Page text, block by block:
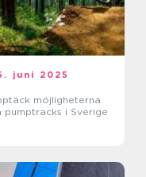
juni 2025
möjligheterna
pumptracks i Sverige